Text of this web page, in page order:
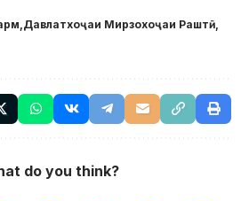
Давлатхоҷаи Мирзохоҷаи Раштӣ
do you think?